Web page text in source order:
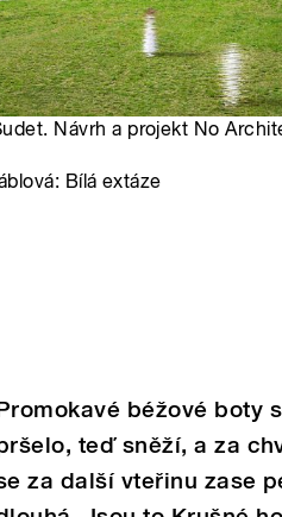
Návrh a projekt No
Bílá extáze
béžové boty
teď sněží, a za
za další vteřinu zase